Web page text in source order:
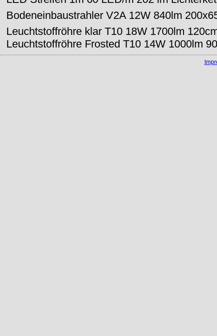
Bodeneinbaustrahler V2A 12W 840lm
Leuchtstoffröhre klar T10 18W 1700lm
Leuchtstoffröhre Frosted T10 14W 1000lm